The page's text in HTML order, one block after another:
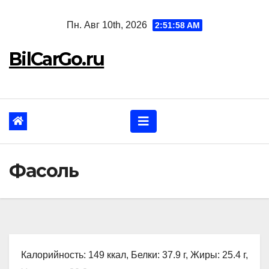
Пн. Авг 10th, 2026 2:51:59 AM
BilCarGo.ru
Фасоль
Калорийность: 149 ккал, Белки: 37.9 г, Жиры: 25.4 г,